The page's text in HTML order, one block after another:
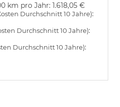
km pro Jahr: 1.618,05 €
Durchschnitt 10 Jahre):
Durchschnitt 10 Jahre):
Durchschnitt 10 Jahre):